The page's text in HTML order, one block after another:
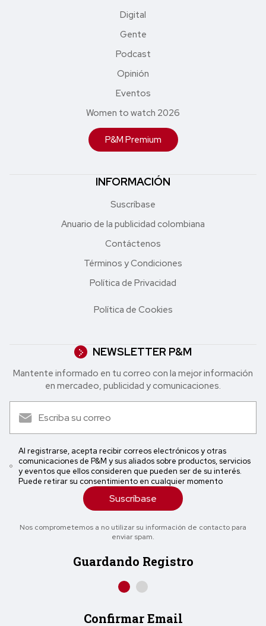
Digital
Gente
Podcast
Opinión
Eventos
Women to watch 2026
P&M Premium
INFORMACIÓN
Suscríbase
Anuario de la publicidad colombiana
Contáctenos
Términos y Condiciones
Política de Privacidad
Política de Cookies
NEWSLETTER P&M
Mantente informado en tu correo con la mejor in formación
en mercadeo, publicidad y comunicaciones.
Al registrarse, acepta recibir correos electrónicos y otras
comunicaciones de P&M y sus aliados sobre productos, servicios
y eventos que ellos consideren que pueden ser de su interés.
Puede retirar su consentimiento en cualquier momento
Suscríbase
Nos comprometemos a no utilizar su información de contacto para
enviar spam.
Guardando Registro
Confirmar Email